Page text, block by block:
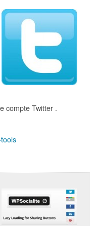
compte Twitter .